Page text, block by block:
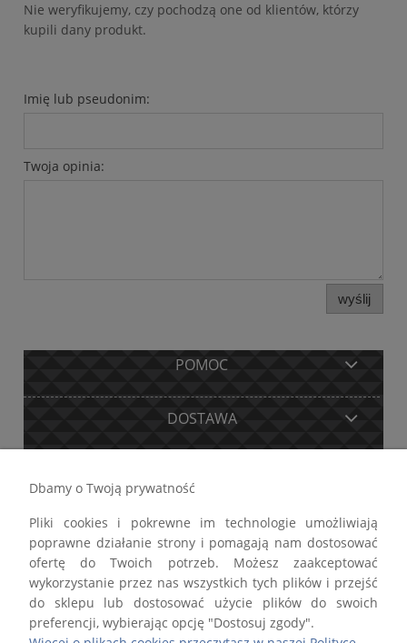
Nie weryfikujemy, czy pochodzą one od klientów, którzy
kupili dany produkt.
Imię lub pseudonim:
Twoja opinia:
wyślij
POMOC
DOSTAWA
GWARANCJA I ZWROTY
O FIRMIE
Dbamy o Twoją prywatność
Pliki cookies i pokrewne im technologie umożliwiają
poprawne działanie strony i pomagają nam dostosować
ofertę do Twoich potrzeb. Możesz zaakceptować
wykorzystanie przez nas wszystkich tych plików i przejść
do sklepu lub dostosować użycie plików do swoich
preferencji, wybierając opcję "Dostosuj zgody".